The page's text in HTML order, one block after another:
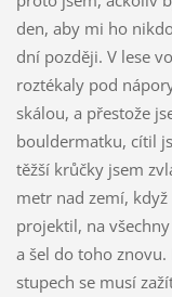
den, aby mi ho
dní později. V lese
roztékaly pod
skálou, a přestože
bouldermatku, cítil
těžší krůčky jsem
metr nad zemí,
projektil, na
a šel do toho
stupech se musí